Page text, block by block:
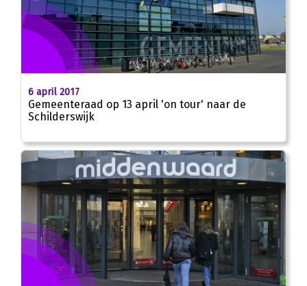
6 april 2017
Gemeenteraad op 13 april 'on tour' naar de
Schilderswijk